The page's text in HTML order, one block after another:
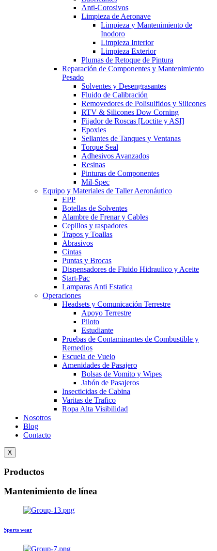
Anti-Corosivos
Limpieza de Aeronave
Limpieza y Mantenimiento de
Inodoro
Limpieza Interior
Limpieza Exterior
Plumas de Retoque de Pintura
Reparación de Componentes y Mantenimiento
Pesado
Solventes y Desengrasantes
Fluido de Calibración
Removedores de Polisulfidos y Silicones
RTV & Silicones Dow Corning
Fijador de Roscas [Loctite y ASI]
Epoxies
Sellantes de Tanques y Ventanas
Torque Seal
Adhesivos Avanzados
Resinas
Pinturas de Componentes
Mil-Spec
Equipo y Materiales de Taller Aeronáutico
EPP
Botellas de Solventes
Alambre de Frenar y Cables
Cepillos y raspadores
Trapos y Toallas
Abrasivos
Cintas
Puntas y Brocas
Dispensadores de Fluido Hidraulico y Aceite
Start-Pac
Lamparas Anti Estatica
Operaciones
Headsets y Comunicación Terrestre
Apoyo Terrestre
Piloto
Estudiante
Pruebas de Contaminantes de Combustible y
Remedios
Escuela de Vuelo
Amenidades de Pasajero
Bolsas de Vomito y Wipes
Jabón de Pasajeros
Insecticidas de Cabina
Varitas de Trafico
Ropa Alta Visibilidad
Nosotros
Blog
Contacto
X
Productos
Mantenimiento de línea
Sports wear